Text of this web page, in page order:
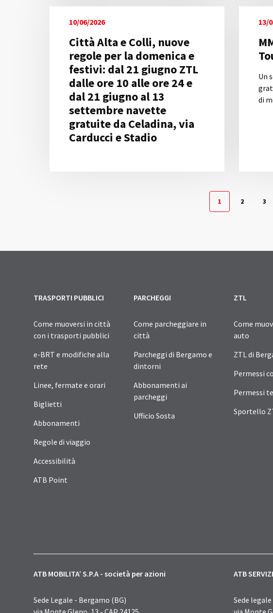
10/06/2026
Città Alta e Colli, nuove
regole per la domenica e
festivi: dal 21 giugno ZTL
dalle ore 10 alle ore 24 e
dal 21 giugno al 13
settembre navette
gratuite da Celadina, via
Carducci e Stadio
13/
Un
di
1 2 3
TRASPORTI PUBBLICI
Come muoversi in città
con i trasporti pubblici
e-BRT e modifiche alla
rete
Linee, fermate e orari
Biglietti
Abbonamenti
Regole di viaggio
Accessibilità
ATB Point
PARCHEGGI
Come parcheggiare in
città
Parcheggi di Bergamo e
dintorni
Abbonamenti ai
parcheggi
Ufficio Sosta
ZTL
Come
auto
ZTL di
Permessi
Permessi
Sportello
ATB MOBILITA’ S.P.A - società per azioni
Sede Legale - Bergamo (BG)
ATB
Sede